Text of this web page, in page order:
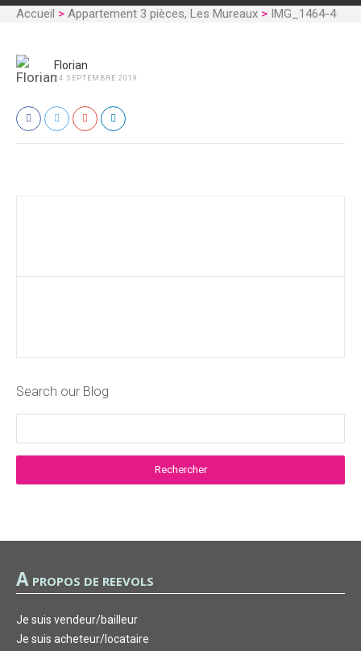
Accueil > Appartement 3 pièces, Les Mureaux > IMG_1464-4
Florian
24 SEPTEMBRE 2019
Search our Blog
A PROPOS DE REEVOLS
Je suis vendeur/bailleur
Je suis acheteur/locataire